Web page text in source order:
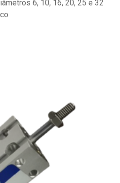
6, 10, 16, 20, 25 e 32